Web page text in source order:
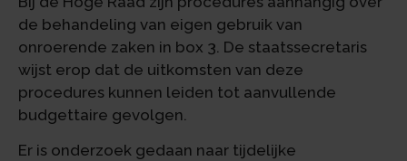
de behandeling van eigen gebruik van
onroerende zaken in box 3. De staatssecretaris
wijst erop dat de uitkomsten van deze
procedures kunnen leiden tot aanvullende
budgettaire gevolgen.
Er is onderzoek gedaan naar tijdelijke